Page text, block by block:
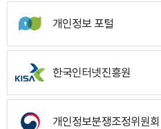
개인정보 포털
한국인터넷진흥원
개인정보분쟁조정위원회